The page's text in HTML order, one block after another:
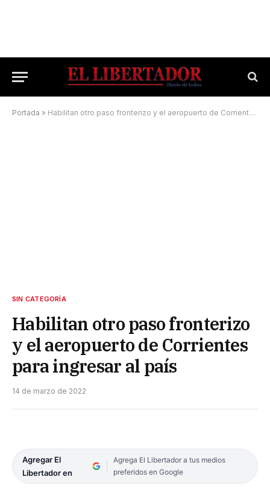
Portada » Habilitan otro paso fronterizo y el aeropuerto de Corrientes para ingresar al país
SIN CATEGORÍA
Habilitan otro paso fronterizo
y el aeropuerto de Corrientes
para ingresar al país
14 de marzo de 2022
Agregar El
Libertador en
Agrega El Libertador a tus medios
preferidos en Google